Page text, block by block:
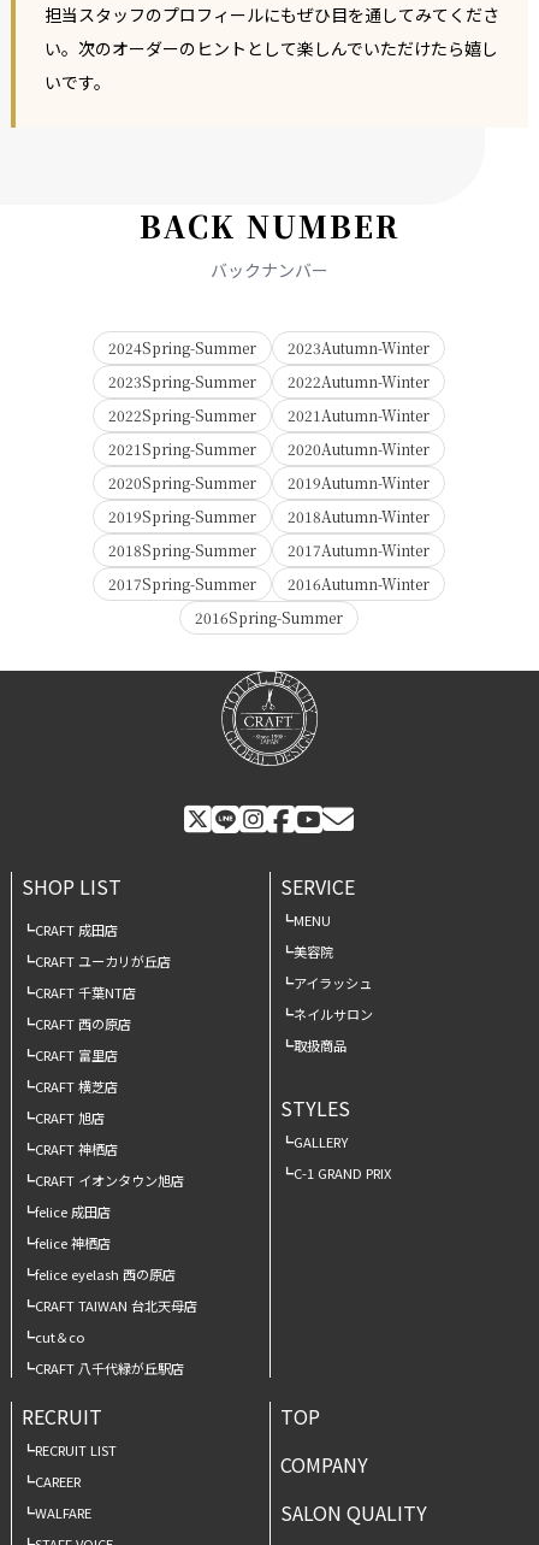
担当スタッフのプロフィールにもぜひ目を通してみてくださ
い。次のオーダーのヒントとして楽しんでいただけたら嬉し
いです。
BACK NUMBER
バックナンバー
2024Spring-Summer
2023Autumn-Winter
2023Spring-Summer
2022Autumn-Winter
2022Spring-Summer
2021Autumn-Winter
2021Spring-Summer
2020Autumn-Winter
2020Spring-Summer
2019Autumn-Winter
2019Spring-Summer
2018Autumn-Winter
2018Spring-Summer
2017Autumn-Winter
2017Spring-Summer
2016Autumn-Winter
2016Spring-Summer
SHOP LIST
CRAFT 成田店
CRAFT ユーカリが丘店
CRAFT 千葉NT店
CRAFT 西の原店
CRAFT 富里店
CRAFT 横芝店
CRAFT 旭店
CRAFT 神栖店
CRAFT イオンタウン旭店
felice 成田店
felice 神栖店
felice eyelash 西の原店
CRAFT TAIWAN 台北天母店
cut＆co
CRAFT 八千代緑が丘駅店
SERVICE
MENU
美容院
アイラッシュ
ネイルサロン
取扱商品
STYLES
GALLERY
C-1 GRAND PRIX
RECRUIT
RECRUIT LIST
CAREER
WALFARE
TOP
COMPANY
SALON QUALITY